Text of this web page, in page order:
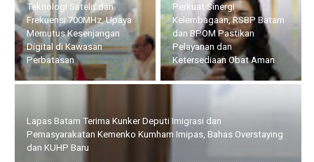
Perkuat Sinergi
Kelembagaan, RSBP Batam
dan BPOM Pastikan
Pelayanan dan
Ketersediaan Obat Aman
Lapas Batam Terima Kunker
Deputi Imigrasi dan
Pemasyarakatan Kemenko
Kumham Imipas, Bahas
Overstaying dan KUHP Baru
Bupati Bersama Wabup Natuna Hadiri Kegiatan Bakti Sosial
yang Digelar Tower Bersama Group